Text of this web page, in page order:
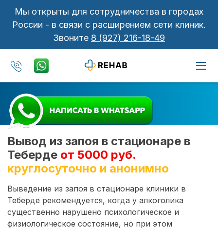
Мы открыты для сотрудничества в городах
России - в связи с расширением сети клиник.
Звоните 8 (927) 216-18-49
Вывод из запоя в стационаре в
Теберде от 5000 руб.
круглосуточно и анонимно
Выведение из запоя в стационаре клиники в
Теберде рекомендуется, когда у алкоголика
существенно нарушено психологическое и
физиологическое состояние, но при этом